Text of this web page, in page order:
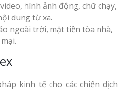
hình ảnh động, chữ chạy,
dung từ xa.
ngoài trời, mặt tiền tòa nhà,
kinh tế cho các chiến dịch